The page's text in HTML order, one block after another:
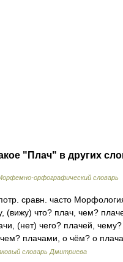
"Плач" в других
орфографический словарь
сравн. часто
(вижу) что? плач, чем?
(нет) чего? плачей, чему?
плачами, о чём? о
словарь Дмитриева